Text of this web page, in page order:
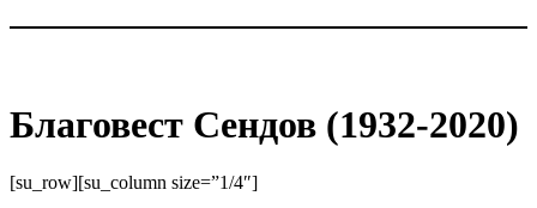
Благовест Сендов (1932-2020)
[su_row][su_column size=”1/4″]